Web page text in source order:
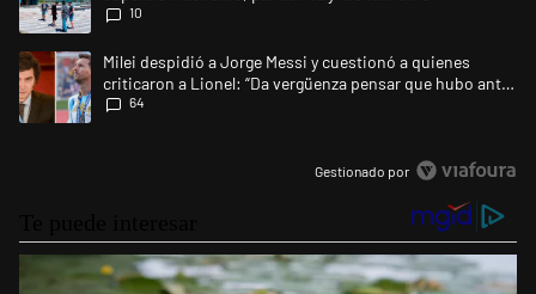
10
Un artículo de tendencia con el título "Milei despidió a Jorge Messi y
Milei despidió a Jorge Messi y cuestionó a quienes
criticaron a Lionel: “Da vergüenza pensar que hubo anti-
Messi”
64
Gestionado por